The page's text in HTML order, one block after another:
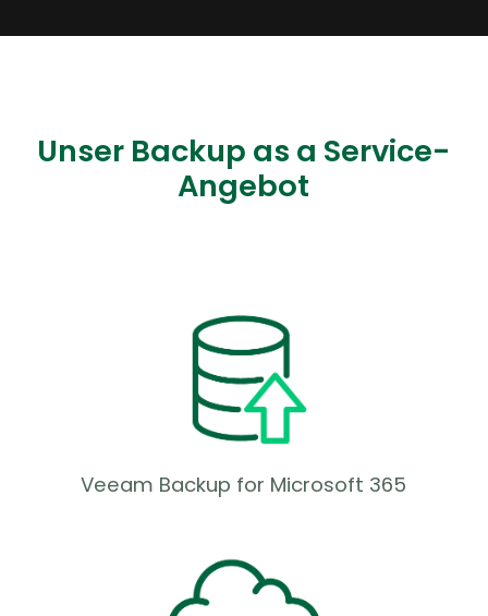
Unser Backup as a Service-
Angebot
Veeam Backup for Microsoft 365